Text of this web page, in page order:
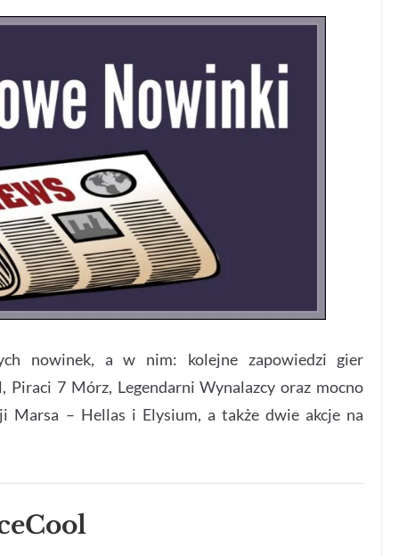
nowinek, a w nim: kolejne zapowiedzi gier
7 Mórz, Legendarni Wynalazcy oraz mocno
Marsa – Hellas i Elysium, a także dwie akcje na